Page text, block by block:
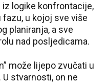
logike konfrontacije,
fazu, u kojoj sve više
planiranja, a sve
nad posljedicama.
može lijepo zvučati u
stvarnosti, on ne